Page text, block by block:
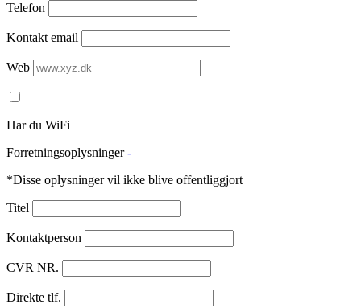
Telefon
Kontakt email
Web
Har du WiFi
Forretningsoplysninger -
*Disse oplysninger vil ikke blive offentliggjort
Titel
Kontaktperson
CVR NR.
Direkte tlf.